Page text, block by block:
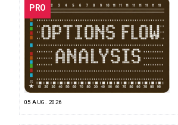
PRO
05 AUG. 2026